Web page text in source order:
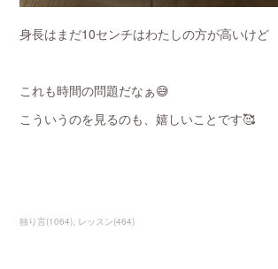
身長はまだ10センチはわたしの方が高いけど
これも時間の問題だなぁ😅
こういうのを見るのも、嬉しいことです🥰
独り言(1064) レッスン(464)